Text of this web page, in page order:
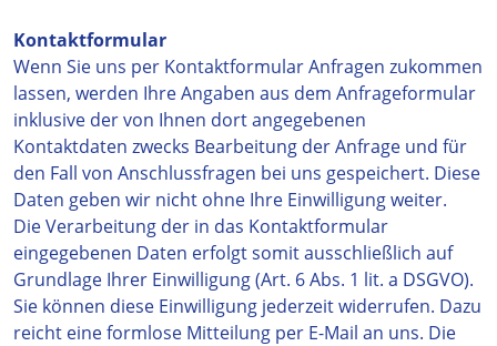
Kontaktformular
Wenn Sie uns per Kontaktformular Anfragen zukommen
lassen, werden Ihre Angaben aus dem Anfrageformular
inklusive der von Ihnen dort angegebenen
Kontaktdaten zwecks Bearbeitung der Anfrage und für
den Fall von Anschlussfragen bei uns gespeichert. Diese
Daten geben wir nicht ohne Ihre Einwilligung weiter.
Die Verarbeitung der in das Kontaktformular
eingegebenen Daten erfolgt somit ausschließlich auf
Grundlage Ihrer Einwilligung (Art. 6 Abs. 1 lit. a DSGVO).
Sie können diese Einwilligung jederzeit widerrufen. Dazu
reicht eine formlose Mitteilung per E-Mail an uns. Die